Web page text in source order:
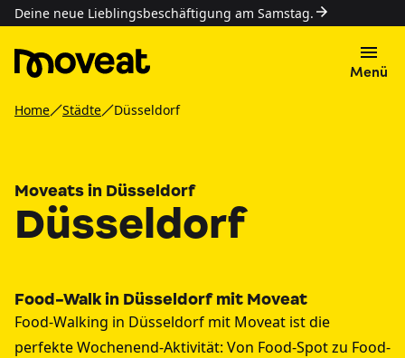
Deine neue Lieblingsbeschäftigung am Samstag.
Menü
Home Städte Düsseldorf
Moveats in Düsseldorf
Düsseldorf
Food-Walk in Düsseldorf mit Moveat
Food-Walking in Düsseldorf mit Moveat ist die
perfekte Wochenend-Aktivität: Von Food-Spot zu Food-